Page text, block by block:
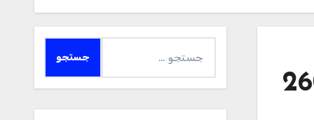
ای بتیس سری زریوار – 260
برای: